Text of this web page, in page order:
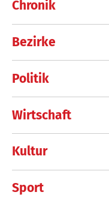
Chronik
Bezirke
Politik
Wirtschaft
Kultur
Sport